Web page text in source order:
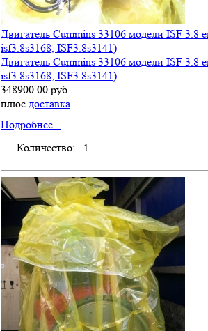
Двигатель Cummins 33106 модели ISF 3.8
isf3.8s3168, ISF3.8s3141)
Двигатель Cummins 33106 модели ISF 3.8
isf3.8s3168, ISF3.8s3141)
348900.00 руб
плюс доставка
Подробнее...
Количество: